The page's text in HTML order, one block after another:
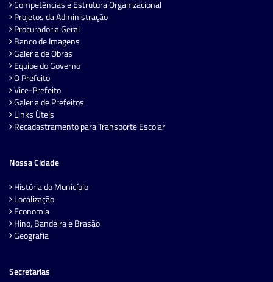
Competências e Estrutura Organizacional
Projetos da Administração
Procuradoria Geral
Banco de Imagens
Galeria de Obras
Equipe do Governo
O Prefeito
Vice-Prefeito
Galeria de Prefeitos
Links Úteis
Recadastramento para Transporte Escolar
Nossa Cidade
História do Município
Localização
Economia
Hino, Bandeira e Brasão
Geografia
Secretarias